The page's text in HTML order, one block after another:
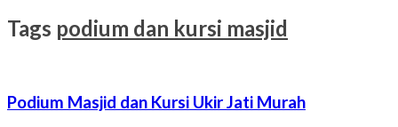
Tags podium dan kursi masjid
Podium Masjid dan Kursi Ukir Jati Murah